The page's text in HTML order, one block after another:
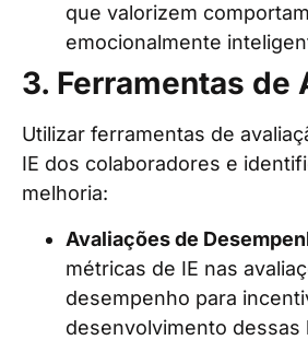
que valorizem
emocionalmente
3. Ferramentas de
Utilizar ferramentas de
IE dos colaboradores e
melhoria:
Avaliações de
métricas de IE nas
desempenho para
desenvolvimento dessas